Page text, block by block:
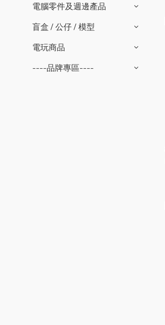
電腦零件及週邊產品
盲盒 / 公仔 / 模型
電玩商品
----品牌專區----